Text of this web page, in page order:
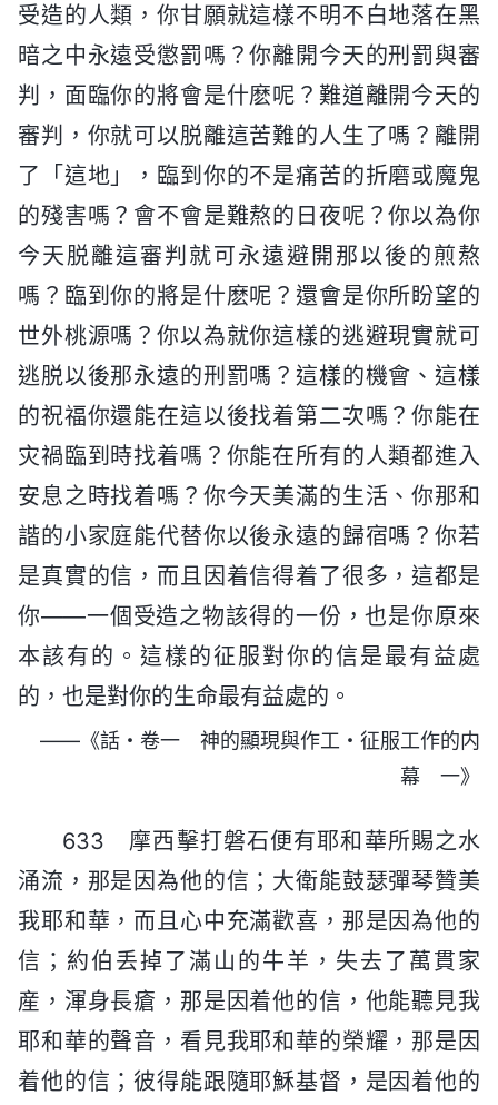
受造的人類，你甘願就這樣不明不白地落在黑
暗之中永遠受懲罰嗎？你離開今天的刑罰與審
判，面臨你的將會是什麽呢？難道離開今天的
審判，你就可以脱離這苦難的人生了嗎？離開
了「這地」，臨到你的不是痛苦的折磨或魔鬼
的殘害嗎？會不會是難熬的日夜呢？你以為你
今天脱離這審判就可永遠避開那以後的煎熬
嗎？臨到你的將是什麽呢？還會是你所盼望的
世外桃源嗎？你以為就你這樣的逃避現實就可
逃脱以後那永遠的刑罰嗎？這樣的機會、這樣
的祝福你還能在這以後找着第二次嗎？你能在
灾禍臨到時找着嗎？你能在所有的人類都進入
安息之時找着嗎？你今天美滿的生活、你那和
諧的小家庭能代替你以後永遠的歸宿嗎？你若
是真實的信，而且因着信得着了很多，這都是
你——一個受造之物該得的一份，也是你原來
本該有的。這樣的征服對你的信是最有益處
的，也是對你的生命最有益處的。
——《話・卷一 神的顯現與作工・征服工作的内
幕 一》
633 摩西擊打磐石便有耶和華所賜之水
涌流，那是因為他的信；大衛能鼓瑟彈琴贊美
我耶和華，而且心中充滿歡喜，那是因為他的
信；約伯丢掉了滿山的牛羊，失去了萬貫家
産，渾身長瘡，那是因着他的信，他能聽見我
耶和華的聲音，看見我耶和華的榮耀，那是因
着他的信；彼得能跟隨耶穌基督，是因着他的